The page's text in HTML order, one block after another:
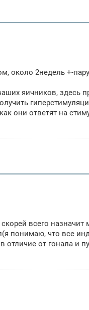
около 2недель +-
яичников, здесь
они ответят на
всего назначит
понимаю, что все
от гонала и